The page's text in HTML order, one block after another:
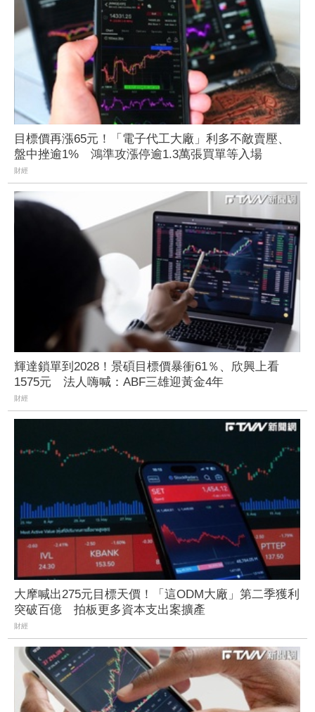
目標價再漲65元！「電子代工大廠」利多不敵賣壓、
盤中挫逾1% 鴻準攻漲停逾1.3萬張買單等入場
財經
輝達鎖單到2028！景碩目標價暴衝61％、欣興上看
1575元 法人嗨喊：ABF三雄迎黃金4年
財經
大摩喊出275元目標天價！「這ODM大廠」第二季獲利
突破百億 拍板更多資本支出案擴產
財經